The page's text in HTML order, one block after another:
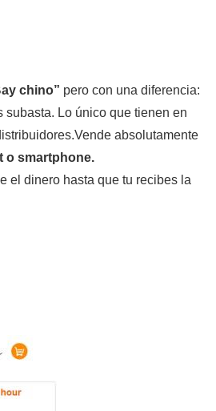
chino” pero con una diferencia:
Lo único que tienen en
absolutamente
o smartphone.
el dinero hasta que tu recibes la